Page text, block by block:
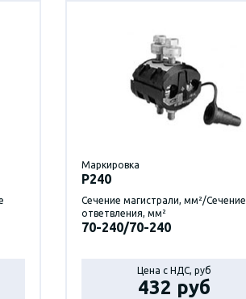
Маркировка
P240
Сечение магистрали, мм²/Сечение
ответвления, мм²
70-240/70-240
Цена с НДС, руб
432 руб